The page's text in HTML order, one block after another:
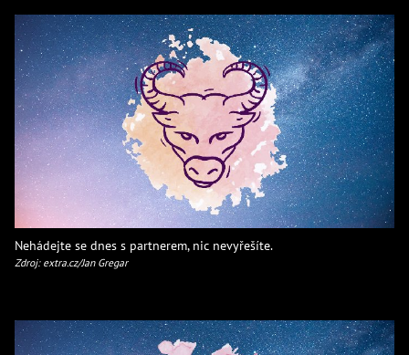
Nehádejte se dnes s partnerem, nic nevyřešíte.
Zdroj: extra.cz/Jan Gregar